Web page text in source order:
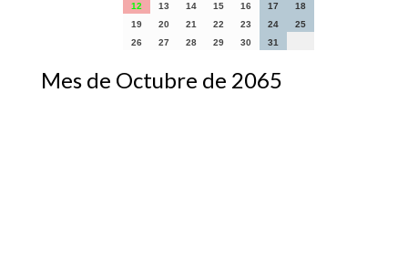
12
13 14 15 16 17
18
19
20 21 22 23 24
25
26
27 28 29 30 31
Mes de Octubre de 2065